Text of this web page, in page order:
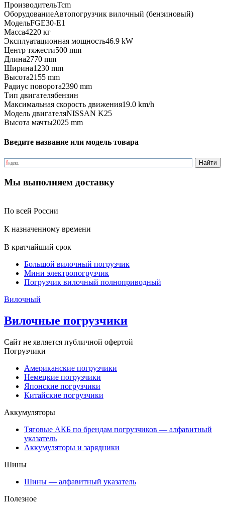
ПроизводительTcm
ОборудованиеАвтопогрузчик вилочный (бензиновый)
МодельFGE30-E1
Масса4220 кг
Эксплуатационная мощность46.9 kW
Центр тяжести500 mm
Длина2770 mm
Ширина1230 mm
Высота2155 mm
Радиус поворота2390 mm
Тип двигателябензин
Максимальная скорость движения19.0 km/h
Модель двигателяNISSAN K25
Высота мачты2025 mm
Введите название или модель товара
Мы выполняем доставку
По всей России
К назначенному времени
В кратчайший срок
Большой вилочный погрузчик
Мини электропогрузчик
Погрузчик вилочный полноприводный
Вилочный
Вилочные погрузчики
Сайт не является публичной офертой
Погрузчики
Американские погрузчики
Немецкие погрузчики
Японские погрузчики
Китайские погрузчики
Аккумуляторы
Тяговые АКБ по брендам погрузчиков — алфавитный
указатель
Аккумуляторы и зарядники
Шины
Шины — алфавитный указатель
Полезное